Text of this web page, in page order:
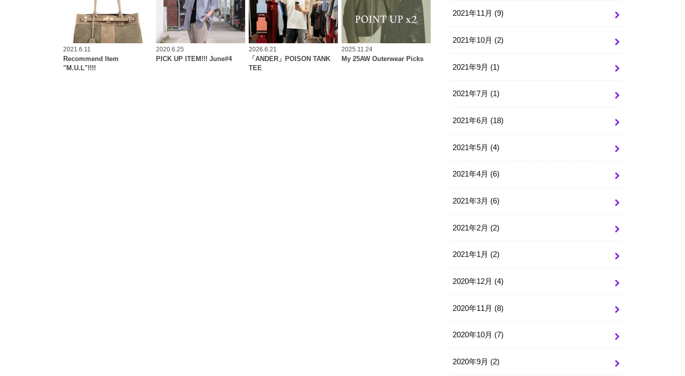
2021.6.11
Recommend Item
"M.U.L"!!!!
2020.6.25
PICK UP ITEM!!! June#4
2026.6.21
「ANDER」POISON TANK
TEE
2025.11.24
My 25AW Outerwear Picks
2021年11月 (9)
2021年10月 (2)
2021年9月 (1)
2021年7月 (1)
2021年6月 (18)
2021年5月 (4)
2021年4月 (6)
2021年3月 (6)
2021年2月 (2)
2021年1月 (2)
2020年12月 (4)
2020年11月 (8)
2020年10月 (7)
2020年9月 (2)